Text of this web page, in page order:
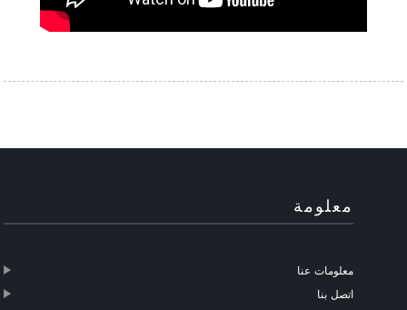
معلومة
معلومات عنا
اتصل بنا